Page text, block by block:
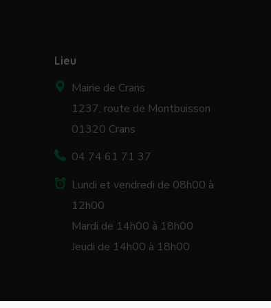
Lieu
Mairie de Crans
1237, route de Montbuisson
01320 Crans
04 74 61 71 37
Lundi et vendredi de 08h00 à
12h00
Mardi de 14h00 à 18h00
Jeudi de 14h00 à 18h00